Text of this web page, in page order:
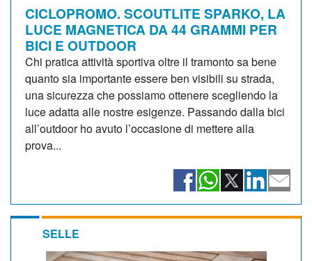
CICLOPROMO. SCOUTLITE SPARKO, LA
LUCE MAGNETICA DA 44 GRAMMI PER
BICI E OUTDOOR
Chi pratica attività sportiva oltre il tramonto sa bene
quanto sia importante essere ben visibili su strada,
una sicurezza che possiamo ottenere scegliendo la
luce adatta alle nostre esigenze. Passando dalla bici
all’outdoor ho avuto l’occasione di mettere alla
prova...
SELLE